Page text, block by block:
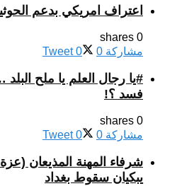
اعتراف امريكي بدعم
0 shares
مشاركة 0
Tweet 0
#يا رجال العلم يا ملح
فسد ؟!
0 shares
مشاركة 0
Tweet 0
شرفاء المهنة المذيعان
يبكيان سقوط بغداد